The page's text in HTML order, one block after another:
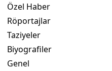
Özel Haber
Röportajlar
Taziyeler
Biyografiler
Genel